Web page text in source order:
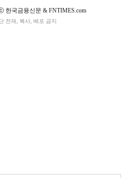
한국금융신문 & FNTIMES.com
전재, 복사, 배포 금지